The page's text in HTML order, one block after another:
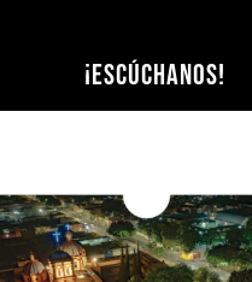
¡Escúchanos!